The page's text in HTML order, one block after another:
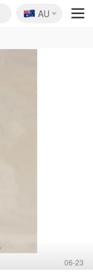
🇦🇺
AU
06-23